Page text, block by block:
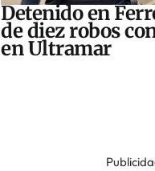
Detenido en
de diez robos
en Ultramar